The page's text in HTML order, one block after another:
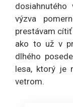
výzva
prestávam
ako to už v
dlhého
lesa, ktorý je
vetrom.